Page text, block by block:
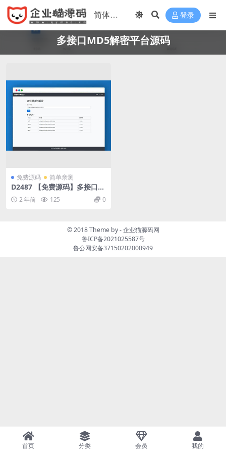
登录
多接口MD5解密平台源码
免费源码 简单亲测
D2487 【免费源码】多接口M
D5解密平台源码
2 年前 125 0
© 2018 Theme by -企业猫源码网
鲁ICP备2021025587号
鲁公网安备37150202000949
首页 分类 会员 我的